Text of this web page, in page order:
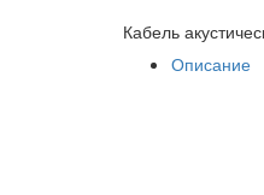
Кабель
Описание